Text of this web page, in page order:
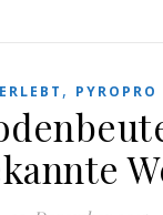
ERLEBT , PYROPRO